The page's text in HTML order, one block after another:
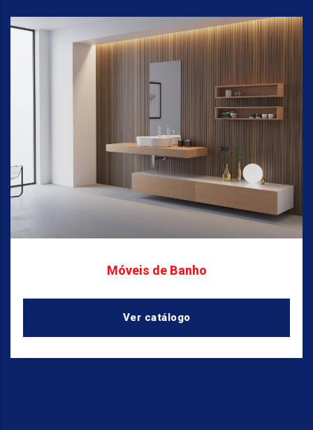
Móveis de Banho
Ver catálogo